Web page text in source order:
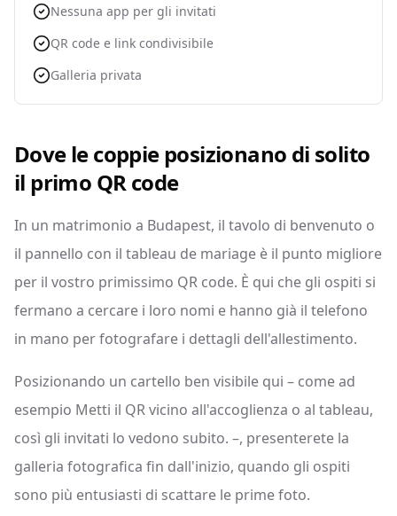
Nessuna app per gli invitati
QR code e link condivisibile
Galleria privata
Dove le coppie posizionano di solito
il primo QR code
In un matrimonio a Budapest, il tavolo di benvenuto o
il pannello con il tableau de mariage è il punto migliore
per il vostro primissimo QR code. È qui che gli ospiti si
fermano a cercare i loro nomi e hanno già il telefono
in mano per fotografare i dettagli dell'allestimento.
Posizionando un cartello ben visibile qui – come ad
esempio Metti il QR vicino all'accoglienza o al tableau,
così gli invitati lo vedono subito. –, presenterete la
galleria fotografica fin dall'inizio, quando gli ospiti
sono più entusiasti di scattare le prime foto.